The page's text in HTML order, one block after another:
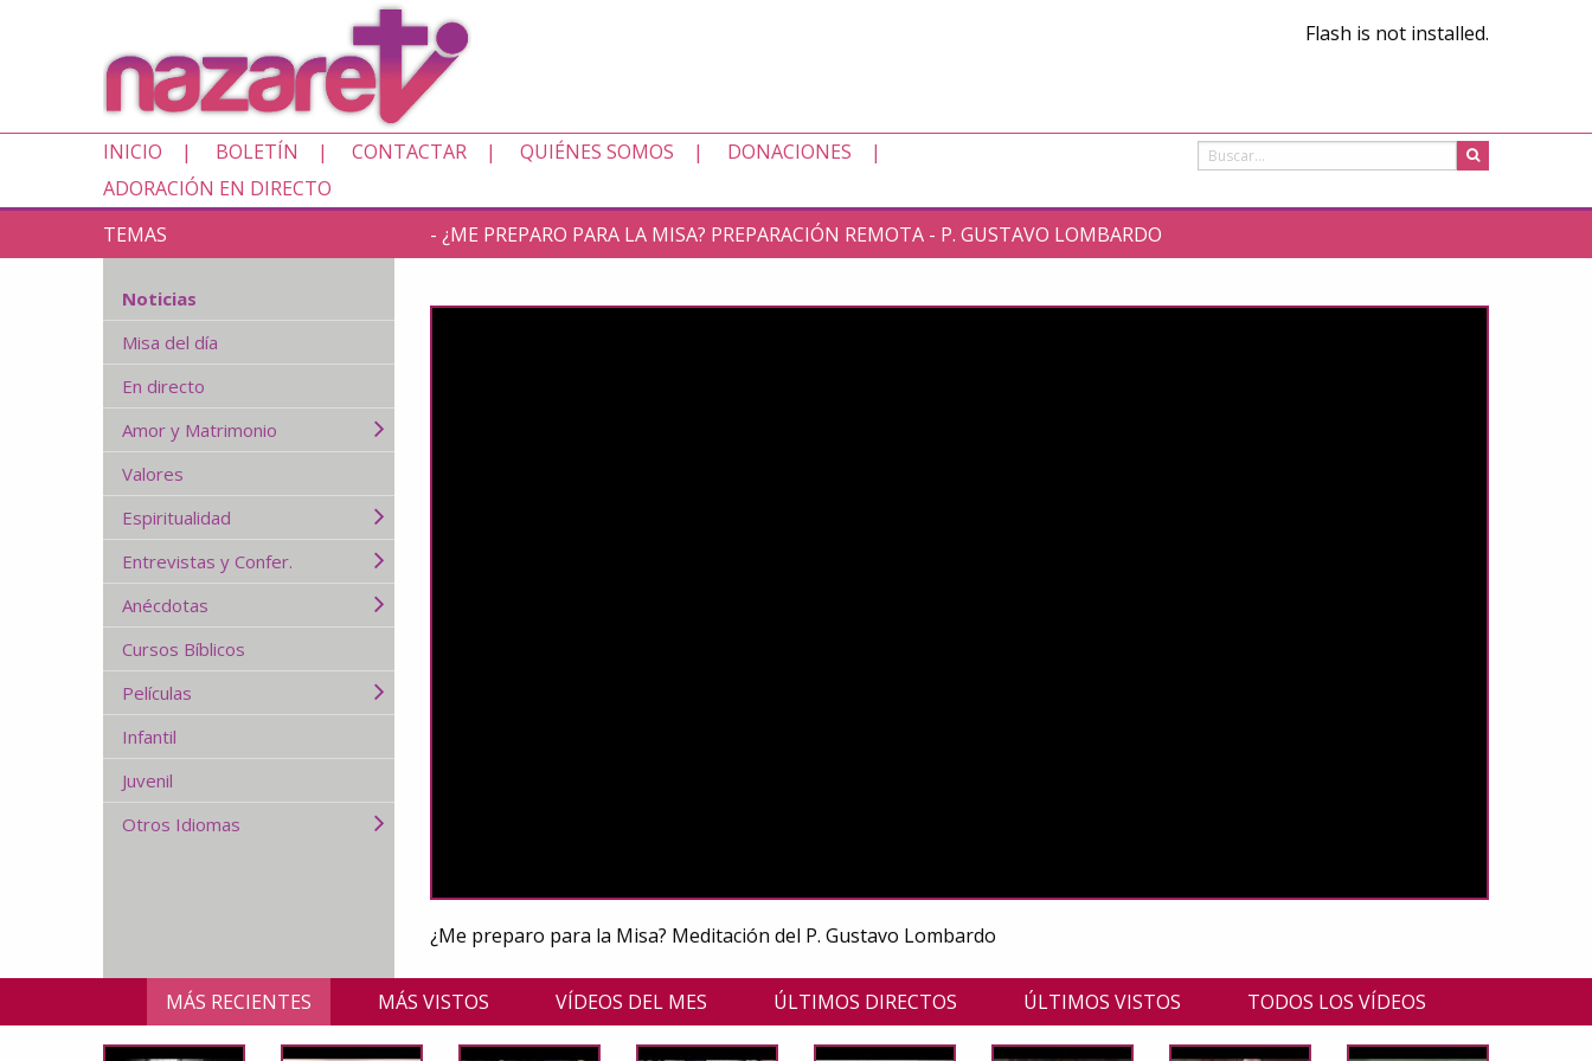
Flash is not installed.
INICIO BOLETÍN CONTACTAR QUIÉNES SOMOS
DONACIONES
ADORACIÓN EN DIRECTO
TEMAS
- ¿ME PREPARO PARA LA MISA? PREPARACIÓN REMOTA - P. GUSTAVO LOMBARDO
Noticias
Misa del día
En directo
Amor y Matrimonio
Valores
Espiritualidad
Entrevistas y Confer.
Anécdotas
Cursos Bíblicos
Películas
Infantil
Juvenil
Otros Idiomas
¿Me preparo para la Misa? Meditación del P. Gustavo Lombardo
MÁS RECIENTES MÁS VISTOS VÍDEOS DEL MES ÚLTIMOS DIRECTOS ÚLTIMOS VISTOS TODOS LOS VÍDEOS